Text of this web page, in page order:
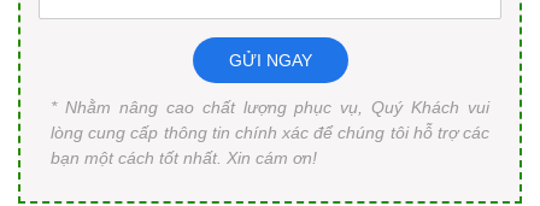
GỬI NGAY
* Nhằm nâng cao chất lượng phục vụ, Quý Khách vui
lòng cung cấp thông tin chính xác để chúng tôi hỗ trợ các
bạn một cách tốt nhất. Xin cám ơn!